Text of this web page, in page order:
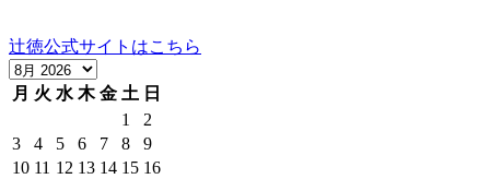
辻徳公式サイトはこちら
月 火 水 木 金 土 日
1
2
3
4 5 6 7 8
9
10 11 12 13 14 15 16